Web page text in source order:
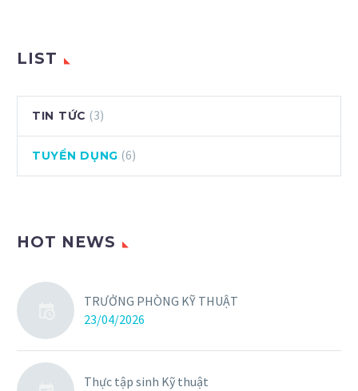
LIST
TIN TỨC (3)
TUYỂN DỤNG (6)
HOT NEWS
TRƯỞNG PHÒNG KỸ THUẬT
23/04/2026
Thực tập sinh Kỹ thuật